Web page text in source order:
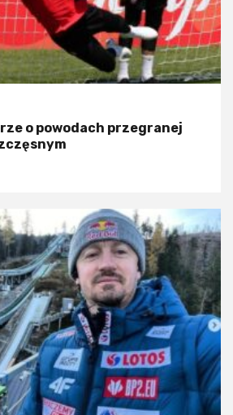
o powodach przegranej